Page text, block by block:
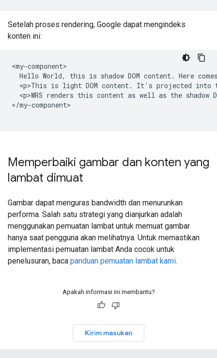
Setelah proses rendering, Google dapat mengindeks
konten ini:
<my-component>
Hello World, this is shadow DOM content. Here
<p>This is light DOM content. It's projected into
<p>WRS renders this content as well as the shadow
</my-component>
Memperbaiki gambar dan konten yang
lambat dimuat
Gambar dapat menguras bandwidth dan menurunkan
performa. Salah satu strategi yang dianjurkan adalah
menggunakan pemuatan lambat untuk memuat gambar
hanya saat pengguna akan melihatnya. Untuk memastikan
implementasi pemuatan lambat Anda cocok untuk
penelusuran, baca panduan pemuatan lambat kami.
Apakah informasi ini membantu?
Kirim masukan